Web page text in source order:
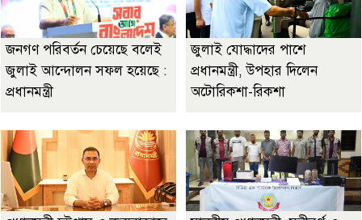
জনগণ পরিবর্তন চেয়েছে বলেই
জুলাই আন্দোলন সফল হয়েছে :
প্রধানমন্ত্রী
জুলাই যোদ্ধাদের পাশে
প্রধানমন্ত্রী, উপহার দিলেন
অটোরিকশা-রিকশা